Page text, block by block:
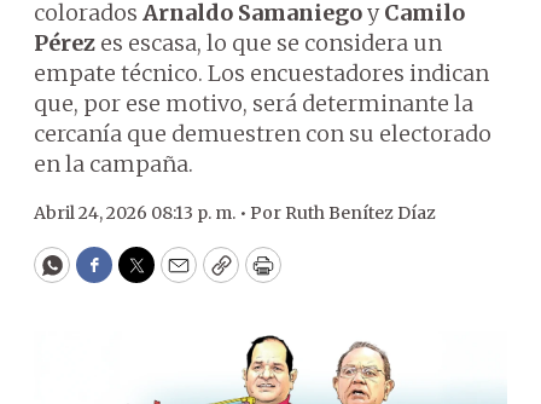
colorados Arnaldo SamaniegoyCamilo
Pérez es escasa, lo que se considera un
empate técnico. Los encuestadores indican
que, por ese motivo, será determinante la
cercanía que demuestren con su electorado
en la campaña.
Abril 24, 2026 08:13 p. m. • Por Ruth Benítez Díaz
WhatsApp
Facebook
Twitter
EmailCopyPrint